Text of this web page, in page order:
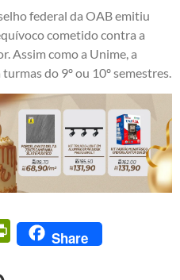
federal da OAB emitiu
cometido contra a
Assim como a Unime, a
do 9º ou 10º semestres.
PrintFriendly
Share